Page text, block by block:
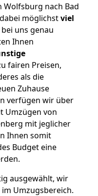
Wolfsburg nach Bad
möglichstviel
uns genau
Ihnen
fairen Preisen,
als die
Zuhause
verfügen wir über
Umzügen von
mit jeglicher
Ihnen somit
Budget eine
ausgewählt, wir
Umzugsbereich.